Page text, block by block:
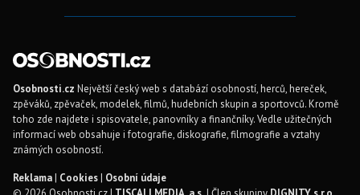
Osobnosti.cz Největší český web s databází osobností, herců, hereček,
zpěváků, zpěvaček, modelek, filmů, hudebních skupin a sportovců. Kromě
toho zde najdete i spisovatele, panovníky a finančníky. Vedle užitečných
informací web obsahuje i fotografie, diskografie, filmografie a vztahy
známých osobností.
Reklama| Cookies| Osobní údaje